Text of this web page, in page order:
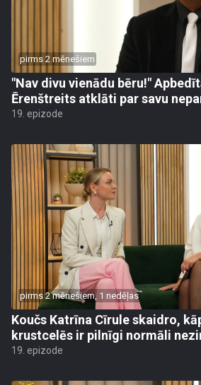
pirms 2 mēnešiem
"Nav divu vienādu bēru!"
Ērenštreits atklāti par savu
19. epizode
pirms 2 mēnešiem, 1 nedēļas
Koučs Katrīna Cīrule skaidro,
krustcelēs ir pilnīgi normāli
19. epizode